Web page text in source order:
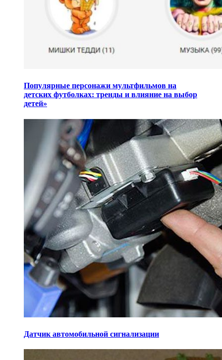
Популярные персонажи мультфильмов на
детских футболках: тренды и влияние на выбор
детей»
Датчик автомобильной сигнализации